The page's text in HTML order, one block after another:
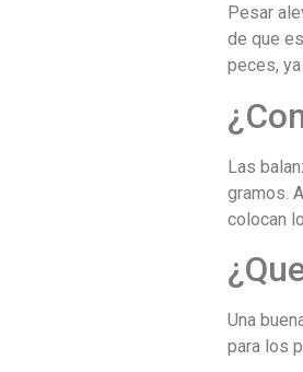
Pesar
de que
peces,
Las
gramos.
colocan
Una
para los